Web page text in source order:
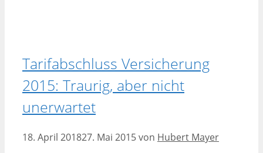
Tarifabschluss Versicherung
2015: Traurig, aber nicht
unerwartet
18. April 201827. Mai 2015von Hubert Mayer